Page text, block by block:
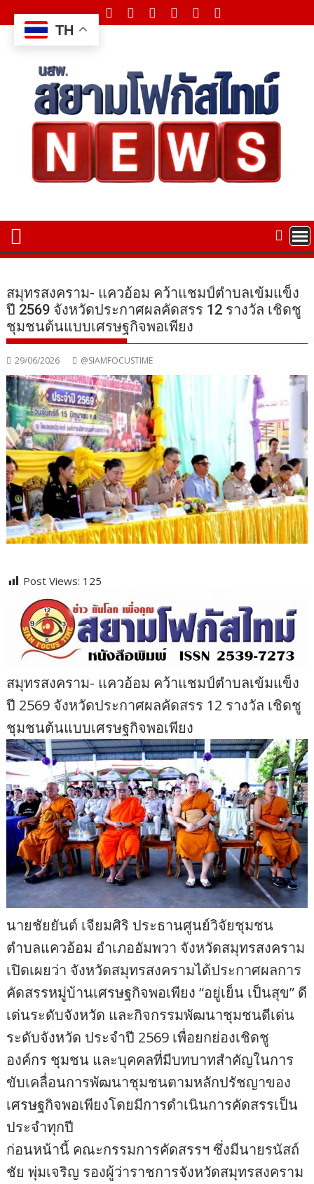
to
content
สมุทรสงคราม- แควอ้อม คว้าแชมป์ตำบลเข้มแข็ง
ปี 2569 จังหวัดประกาศผลคัดสรร 12 รางวัล เชิดชู
ชุมชนต้นแบบเศรษฐกิจพอเพียง
29/06/2026 @SIAMFOCUSTIME
Post Views: 125
สมุทรสงคราม- แควอ้อม คว้าแชมป์ตำบลเข้มแข็ง
ปี 2569 จังหวัดประกาศผลคัดสรร 12 รางวัล เชิดชู
ชุมชนต้นแบบเศรษฐกิจพอเพียง
นายชัยยันต์ เจียมศิริ ประธานศูนย์วิจัยชุมชน
ตำบลแควอ้อม อำเภออัมพวา จังหวัดสมุทรสงคราม
เปิดเผยว่า จังหวัดสมุทรสงครามได้ประกาศผลการ
คัดสรรหมู่บ้านเศรษฐกิจพอเพียง “อยู่เย็น เป็นสุข” ดี
เด่นระดับจังหวัด และกิจกรรมพัฒนาชุมชนดีเด่น
ระดับจังหวัด ประจำปี 2569 เพื่อยกย่องเชิดชู
องค์กร ชุมชน และบุคคลที่มีบทบาทสำคัญในการ
ขับเคลื่อนการพัฒนาชุมชนตามหลักปรัชญาของ
เศรษฐกิจพอเพียงโดยมีการดำเนินการคัดสรรเป็น
ประจำทุกปี
ก่อนหน้านี้ คณะกรรมการคัดสรรฯ ซึ่งมีนายรนัสถ์
ชัย พุ่มเจริญ รองผู้ว่าราชการจังหวัดสมุทรสงคราม
TH